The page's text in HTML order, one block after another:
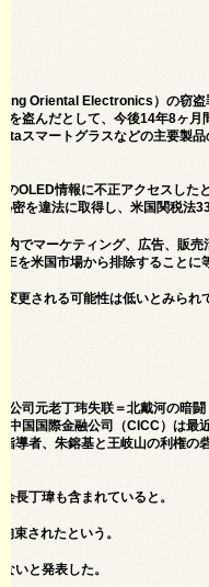
Oriental Electronics）の窃
盗んだとして、今後14年8ヶ
スマートグラスなどの主要製
OLED情報に不正アクセスした
を違法に取得し、米国関税法
でマーケティング、広告、販
を米国市場から排除することに
更される可能性は低いとみられ
司元老丁玮失联＝北戴河の暗
国国際金融公司（CICC）は最
導者、朱鎔基と王岐山の利権の
長丁瑋も含まれていると。
束されたという。
いと発表した。